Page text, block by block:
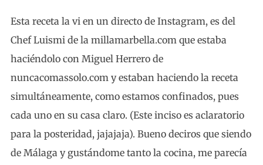
Esta receta la vi en un directo de Instagram, es del
Chef Luismi de la millamarbella.com que estaba
haciéndolo con Miguel Herrero de
nuncacomassolo.com y estaban haciendo la receta
simultáneamente, como estamos confinados, pues
cada uno en su casa claro. (Este inciso es aclaratorio
para la posteridad, jajajaja). Bueno deciros que siendo
de Málaga y gustándome tanto la cocina, me parecía